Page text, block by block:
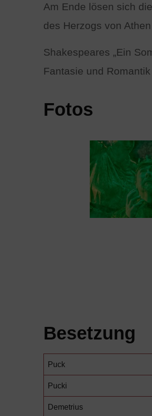
Am Ende lösen sich
des Herzogs von
Shakespeares „Ein
Fantasie und
Fotos
Besetzung
Puck
Pucki
Demetrius